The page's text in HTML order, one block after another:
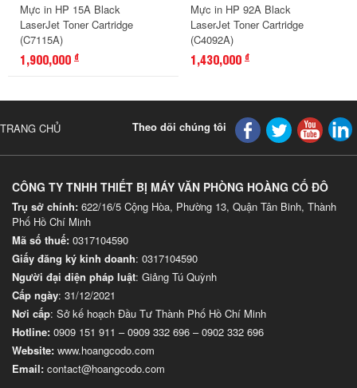
Mực in HP 15A Black
LaserJet Toner Cartridge
(C7115A)
1,900,000 đ
Mực in HP 92A Black
LaserJet Toner Cartridge
(C4092A)
1,430,000 đ
TRANG CHỦ Theo dõi chúng tôi
CÔNG TY TNHH THIẾT BỊ MÁY VĂN PHÒNG HOÀNG CỐ ĐÔ
Trụ sở chính: 622/16/5 Cộng Hòa, Phường 13, Quận Tân Binh, Thành
Phố Hồ Chí Minh
Mã số thuế: 0317104590
Giấy đăng ký kinh doanh: 0317104590
Người đại diện pháp luật: Giảng Tú Quỳnh
Cấp ngày: 31/12/2021
Nơi cấp: Sở kế hoạch Đầu Tư Thành Phố Hồ Chí Minh
Hotline: 0909 151 911 –0909 332 696 –0902 332 696
Website: www.hoangcodo.com
Email: contact@hoangcodo.com